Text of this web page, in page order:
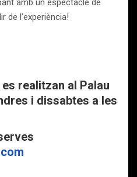
amb un espectacle de
de l’experiència!
realitzan al Palau
i dissabtes a les